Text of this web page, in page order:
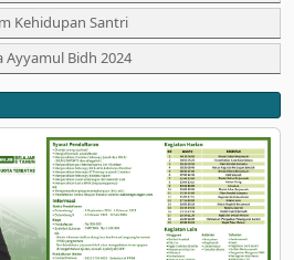
Kehidupan Santri
Ayyamul Bidh 2024